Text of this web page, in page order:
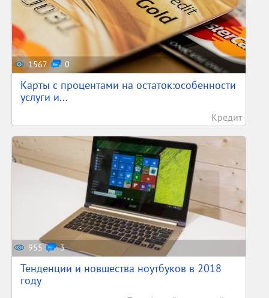
1567 0
Карты с процентами на остаток:особенности
услуги и...
Кредит
955 3
Тенденции и новшества ноутбуков в 2018
году